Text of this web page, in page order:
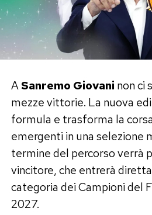
ASanremo Giovani non ci
mezze vittorie. La nuova
formula e trasforma la
emergenti in una selezione
termine del percorso verrà
vincitore, che entrerà
categoria dei Campioni del
2027.